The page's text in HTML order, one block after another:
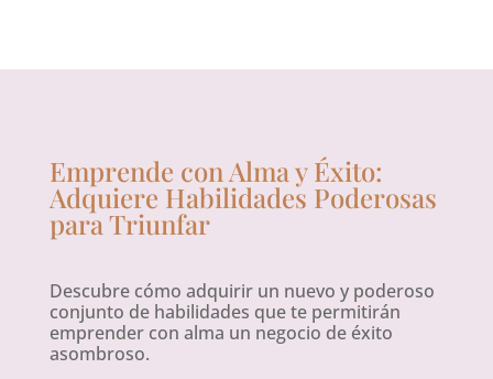
Emprende con Alma y Éxito:
Adquiere Habilidades Poderosas
para Triunfar
Descubre cómo adquirir un nuevo y poderoso
conjunto de habilidades que te permitirán
emprender con alma un negocio de éxito
asombroso​.